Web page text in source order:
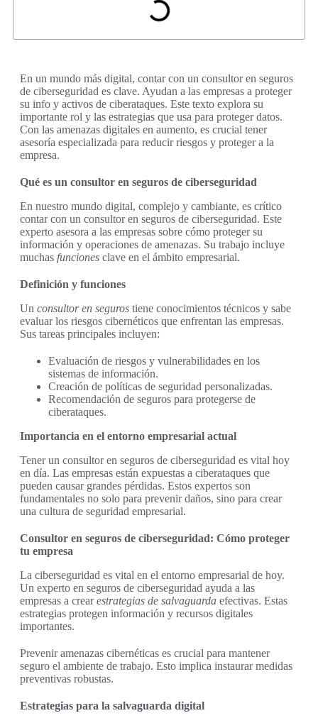
En un mundo más digital, contar con un consultor en seguros
de ciberseguridad es clave. Ayudan a las empresas a proteger
su info y activos de ciberataques. Este texto explora su
importante rol y las estrategias que usa para proteger datos.
Con las amenazas digitales en aumento, es crucial tener
asesoría especializada para reducir riesgos y proteger a la
empresa.
Qué es un consultor en seguros de ciberseguridad
En nuestro mundo digital, complejo y cambiante, es crítico
contar con un consultor en seguros de ciberseguridad. Este
experto asesora a las empresas sobre cómo proteger su
información y operaciones de amenazas. Su trabajo incluye
muchas funciones clave en el ámbito empresarial.
Definición y funciones
Un consultor en seguros tiene conocimientos técnicos y sabe
evaluar los riesgos cibernéticos que enfrentan las empresas.
Sus tareas principales incluyen:
Evaluación de riesgos y vulnerabilidades en los
sistemas de información.
Creación de políticas de seguridad personalizadas.
Recomendación de seguros para protegerse de
ciberataques.
Importancia en el entorno empresarial actual
Tener un consultor en seguros de ciberseguridad es vital hoy
en día. Las empresas están expuestas a ciberataques que
pueden causar grandes pérdidas. Estos expertos son
fundamentales no solo para prevenir daños, sino para crear
una cultura de seguridad empresarial.
Consultor en seguros de ciberseguridad: Cómo proteger
tu empresa
La ciberseguridad es vital en el entorno empresarial de hoy.
Un experto en seguros de ciberseguridad ayuda a las
empresas a crearestrategias de salvaguarda efectivas. Estas
estrategias protegen información y recursos digitales
importantes.
Prevenir amenazas cibernéticas es crucial para mantener
seguro el ambiente de trabajo. Esto implica instaurar medidas
preventivas robustas.
Estrategias para la salvaguarda digital